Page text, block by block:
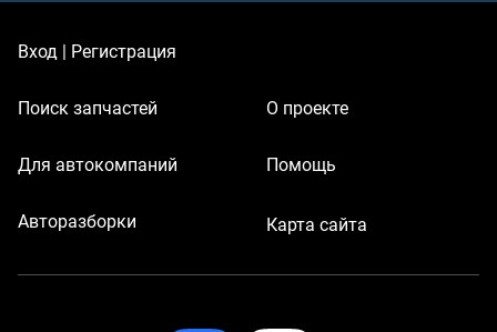
Вход | Регистрация
Поиск запчастей
Для автокомпаний
Авторазборки
О проекте
Помощь
Карта сайта